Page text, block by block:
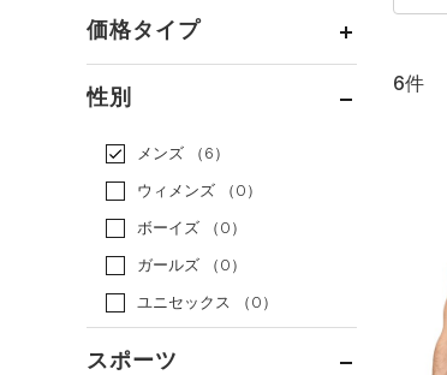
価格タイプ
性別
メンズ
（6）
ウィメンズ
（0）
ボーイズ
（0）
ガールズ
（0）
ユニセックス
（0）
スポーツ
6件